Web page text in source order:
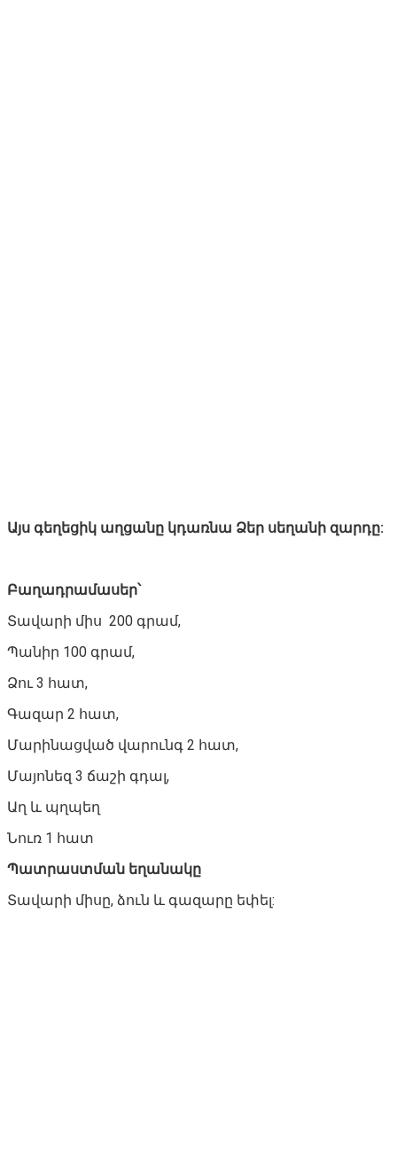
Այս գեղեցիկ աղցանը կդառնա Ձեր սեղանի զարդը:
Բաղադրամասեր՝
Տավարի միս 200 գրամ,
Պանիր 100 գրամ,
Ձու 3 հատ,
Գազար 2 հատ,
Մարինացված վարունգ 2 հատ,
Մայոնեզ 3 ճաշի գդալ,
Աղ և պղպեղ
Նուռ 1 հատ
Պատրաստման եղանակը
Տավարի միսը, ձուն և գազարը եփել: